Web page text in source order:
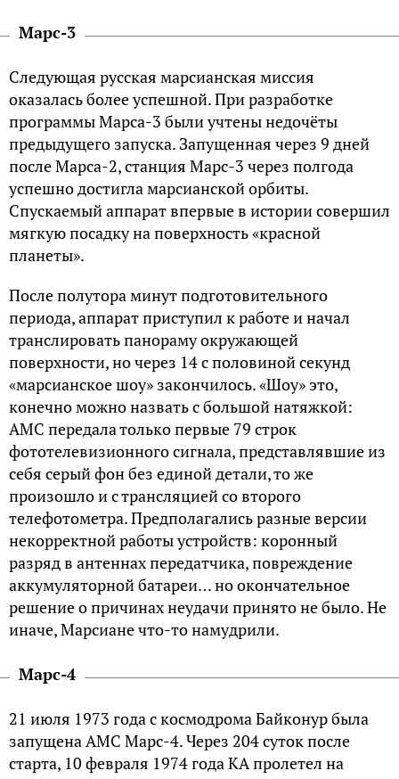
Марс-3
Следующая русская марсианская миссия
оказалась более успешной. При разработке
программы Марса-3 были учтены недочёты
предыдущего запуска. Запущенная через 9 дней
после Марса-2, станция Марс-3 через полгода
успешно достигла марсианской орбиты.
Спускаемый аппарат впервые в истории совершил
мягкую посадку на поверхность «красной
планеты».
После полутора минут подготовительного
периода, аппарат приступил к работе и начал
транслировать панораму окружающей
поверхности, но через 14 с половиной секунд
«марсианское шоу» закончилось. «Шоу» это,
конечно можно назвать с большой натяжкой:
АМС передала только первые 79 строк
фототелевизионного сигнала, представлявшие из
себя серый фон без единой детали, то же
произошло и с трансляцией со второго
телефотометра. Предполагались разные версии
некорректной работы устройств: коронный
разряд в антеннах передатчика, повреждение
аккумуляторной батареи… но окончательное
решение о причинах неудачи принято не было. Не
иначе, Марсиане что-то намудрили.
Марс-4
21 июля 1973 года с космодрома Байконур была
запущена АМС Марс-4. Через 204 суток после
старта, 10 февраля 1974 года КА пролетел на